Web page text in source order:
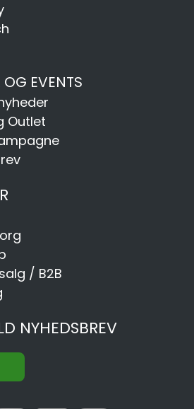
OG EVENTS
Outlet
/ B2B
NYHEDSBREV